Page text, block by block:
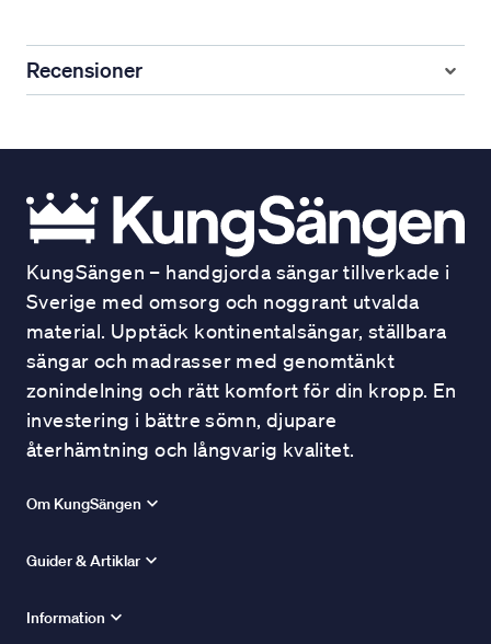
Recensioner
KungSängen – handgjorda sängar tillverkade i
Sverige med omsorg och noggrant utvalda
material. Upptäck kontinentalsängar, ställbara
sängar och madrasser med genomtänkt
zonindelning och rätt komfort för din kropp. En
investering i bättre sömn, djupare
återhämtning och långvarig kvalitet.
Om KungSängen
Guider & Artiklar
Information